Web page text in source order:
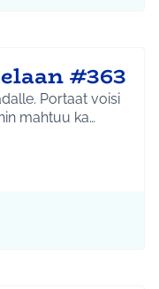
#363
Portaat voisi
mahtuu ka…
- Jokela